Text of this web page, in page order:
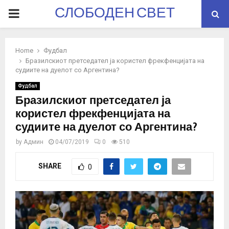
PRIMARYСЛОБОДЕН СВЕТ
Home
Фудбал
Бразилскиот претседател ја користел фрекфенцијата на
судиите на дуелот со Аргентина?
Фудбал
Бразилскиот претседател ја
користел фрекфенцијата на
судиите на дуелот со Аргентина?
by Админ 04/07/2019 0 510
SHARE 0